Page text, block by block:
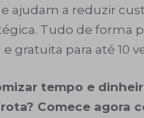
ajudam a reduzir
Tudo de forma
gratuita para até 10
tempo e
Comece agora